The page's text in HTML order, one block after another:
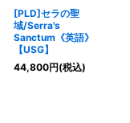
[PLD]セラの聖
域/Serra's
Sanctum《英語》
【USG】
44,800円(税込)